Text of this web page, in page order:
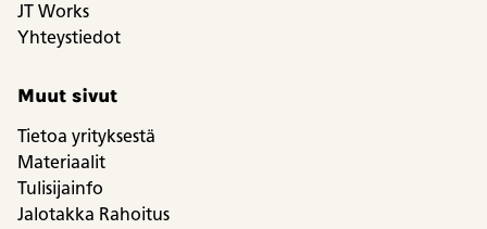
JT Works
Yhteystiedot
Muut sivut
Tietoa yrityksestä
Materiaalit
Tulisijainfo
Jalotakka Rahoitus